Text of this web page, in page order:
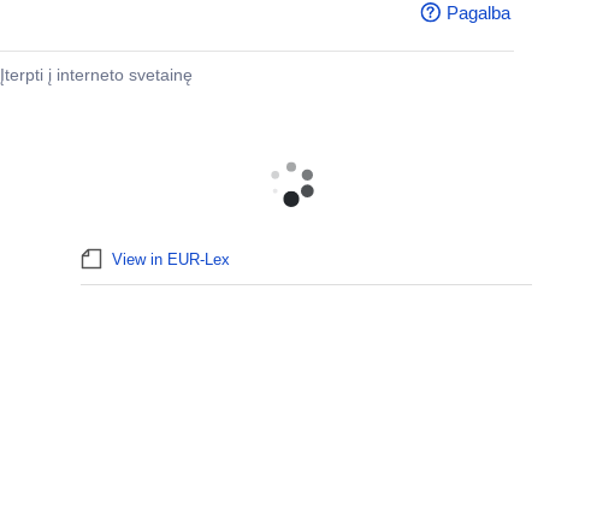
Pagalba
Įterpti į interneto svetainę
View in EUR-Lex